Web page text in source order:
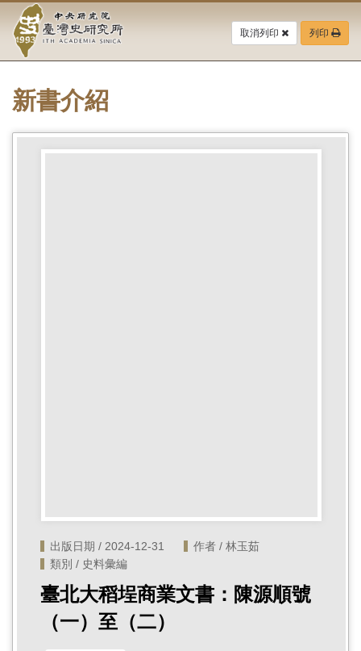
要
中
央
研
究
院-
取消列印 列印
新書介紹
出版日期 / 2024-12-31
作者 / 林玉茹
類別 / 史料彙編
臺北大稻埕商業文書：陳源順號
（一）至（二）